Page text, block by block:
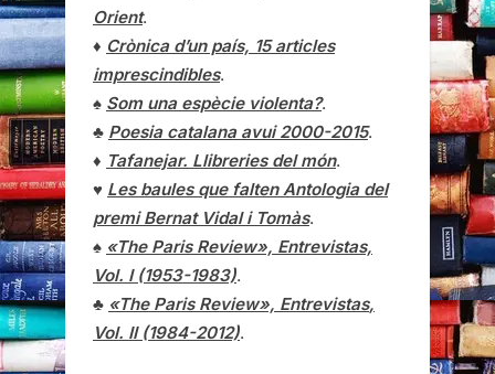
Orient.
♦ Crònica d’un país, 15 articles
imprescindibles.
♠ Som una espècie violenta?.
♣ Poesia catalana avui 2000-2015.
♦ Tafanejar. Llibreries del món.
♥ Les baules que falten Antologia del
premi Bernat Vidal i Tomàs.
♠ «The Paris Review», Entrevistas,
Vol. I (1953-1983).
♣ «The Paris Review», Entrevistas,
Vol. II (1984-2012).